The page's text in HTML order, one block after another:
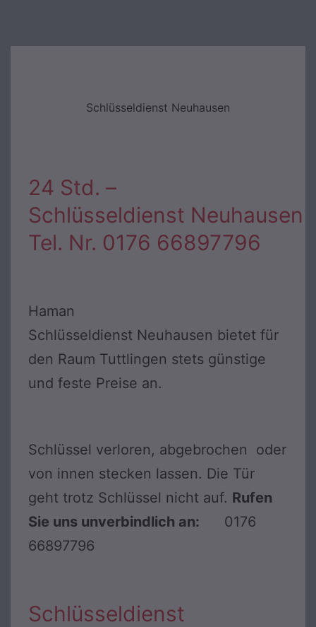
Schlüsseldienst Neuhausen
24 Std. –
Schlüsseldienst Neuhausen
Tel. Nr. 0176 66897796
Haman
Schlüsseldienst Neuhausen bietet für
den Raum Tuttlingen stets günstige
und feste Preise an.
Schlüssel verloren, abgebrochen oder
von innen stecken lassen. Die Tür
geht trotz Schlüssel nicht auf. Rufen
Sie uns unverbindlich an:
0176
66897796
Schlüsseldienst